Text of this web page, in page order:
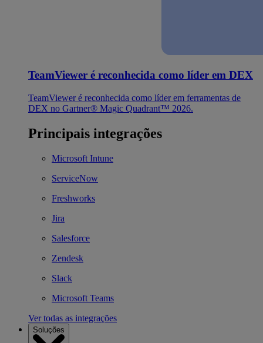
TeamViewer é reconhecida como líder em DEX
TeamViewer é reconhecida como líder em ferramentas de
DEX no Gartner® Magic Quadrant™ 2026.
Principais integrações
Microsoft Intune
ServiceNow
Freshworks
Jira
Salesforce
Zendesk
Slack
Microsoft Teams
Ver todas as integrações
Soluções